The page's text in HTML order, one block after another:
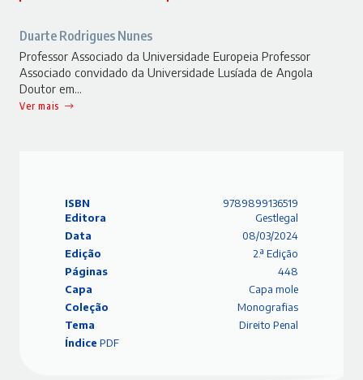
Duarte Rodrigues Nunes
Professor Associado da Universidade Europeia Professor
Associado convidado da Universidade Lusíada de Angola
Doutor em…
Ver mais
ISBN
9789899136519
Editora
Gestlegal
Data
08/03/2024
Edição
2.ª Edição
Páginas
448
Capa
Capa mole
Coleção
Monografias
Tema
Direito Penal
Índice PDF